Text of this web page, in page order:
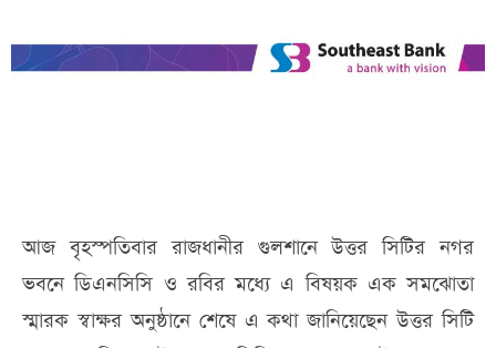
আজ বৃহস্পতিবার রাজধানীর গুলশানে উত্তর সিটির নগর
ভবনে ডিএনসিসি ও রবির মধ্যে এ বিষয়ক এক সমঝোতা
স্মারক স্বাক্ষর অনুষ্ঠানে শেষে এ কথা জানিয়েছেন উত্তর সিটি